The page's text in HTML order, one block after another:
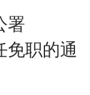
署
免职的通